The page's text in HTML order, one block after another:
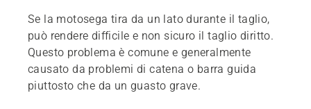
Se la motosega tira da un lato durante il taglio,
può rendere difficile e non sicuro il taglio diritto.
Questo problema è comune e generalmente
causato da problemi di catena o barra guida
piuttosto che da un guasto grave.